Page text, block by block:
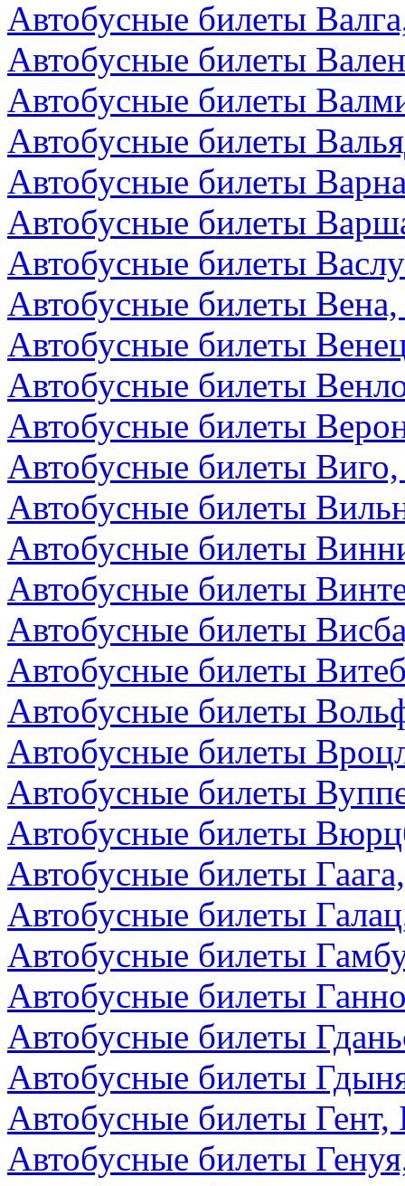
Автобусные билеты
Автобусные билеты
Автобусные билеты
Автобусные билеты
Автобусные билеты
Автобусные билеты
Автобусные билеты
Автобусные билеты
Автобусные билеты
Автобусные билеты
Автобусные билеты
Автобусные билеты
Автобусные билеты
Автобусные билеты
Автобусные билеты
Автобусные билеты
Автобусные билеты
Автобусные билеты
Автобусные билеты
Автобусные билеты
Автобусные билеты
Автобусные билеты
Автобусные билеты
Автобусные билеты
Автобусные билеты
Автобусные билеты
Автобусные билеты
Автобусные билеты Гент,
Автобусные билеты